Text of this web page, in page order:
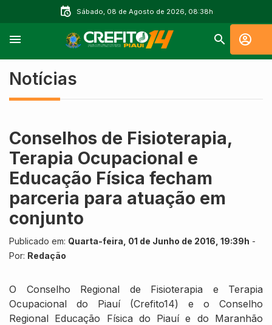
Sábado, 08 de Agosto de 2026, 08:38h
Notícias
Conselhos de Fisioterapia,
Terapia Ocupacional e
Educação Física fecham
parceria para atuação em
conjunto
Publicado em: Quarta-feira, 01 de Junho de 2016, 19:39h -
Por: Redação
O Conselho Regional de Fisioterapia e Terapia
Ocupacional do Piauí (Crefito14) e o Conselho
Regional Educação Física do Piauí e do Maranhão